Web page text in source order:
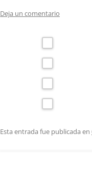
Deja un comentario
Esta entrada fue publicada en